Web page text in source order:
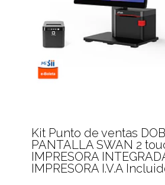
Kit Punto de ventas
PANTALLA SWAN 2
IMPRESORA
IMPRESORA I.V.A